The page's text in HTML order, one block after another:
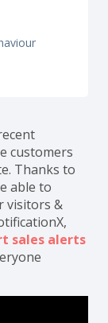
customers
Thanks to
able to
visitors &
sales alerts